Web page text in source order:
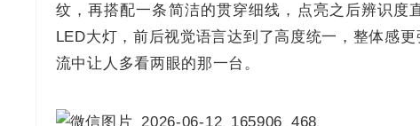
纹，再搭配一条简洁的贯穿细线，点亮之后辨识度
LED大灯，前后视觉语言达到了高度统一，整体感
流中让人多看两眼的那一台。